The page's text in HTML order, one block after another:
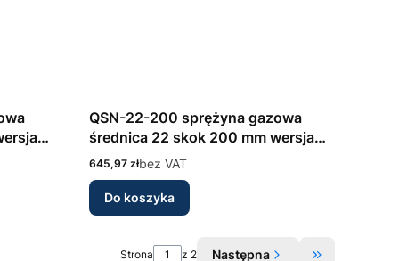
QSN-22-200 sprężyna gazowa
średnica 22 skok 200 mm wersja
nierdzewna INOX 316L Bansbach
Cena
645,97 złbez VAT
Do koszyka
Strona z 2 Następna